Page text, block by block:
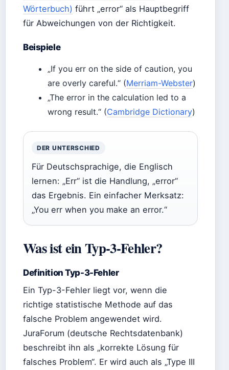
Wörterbuch) führt „error“ als Hauptbegriff
für Abweichungen von der Richtigkeit.
Beispiele
„If you err on the side of caution, you
are overly careful.“ (Merriam-Webster)
„The error in the calculation led to a
wrong result.“ (Cambridge Dictionary)
DER UNTERSCHIED
Für Deutschsprachige, die Englisch
lernen: „Err“ ist die Handlung, „error“
das Ergebnis. Ein einfacher Merksatz:
„You err when you make an error.“
Was ist ein Typ-3-Fehler?
Definition Typ-3-Fehler
Ein Typ-3-Fehler liegt vor, wenn die
richtige statistische Methode auf das
falsche Problem angewendet wird.
JuraForum (deutsche Rechtsdatenbank)
beschreibt ihn als „korrekte Lösung für
falsches Problem“. Er wird auch als „Type III